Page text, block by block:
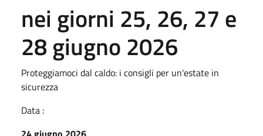
nei giorni 25, 26, 27 e
28 giugno 2026
Proteggiamoci dal caldo: i consigli per un'estate in
sicurezza
Data :